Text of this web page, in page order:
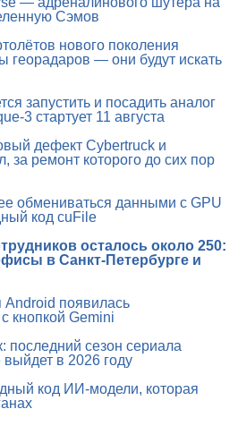
Сэмов
нового поколения
георадаров — они будут искать
запустить и посадить аналог
3 стартует 11 августа
дефект Cybertruck и
за ремонт которого до сих пор
обмениваться данными с GPU
код cuFile
осталось около 250:
в Санкт-Петербурге и
Android появилась
кнопкой Gemini
последний сезон сериала
в 2026 году
код ИИ-модели, которая